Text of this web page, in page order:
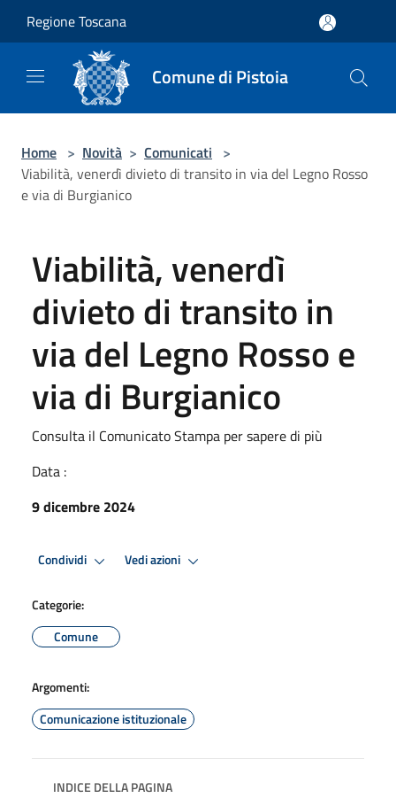
Regione Toscana
Comune di Pistoia
Home > Novità > Comunicati >
Viabilità, venerdì divieto di transito in via del Legno Rosso
e via di Burgianico
Viabilità, venerdì
divieto di transito in
via del Legno Rosso e
via di Burgianico
Consulta il Comunicato Stampa per sapere di più
Data :
9 dicembre 2024
Condividi Vedi azioni
Categorie:
Comune
Argomenti:
Comunicazione istituzionale
INDICE DELLA PAGINA